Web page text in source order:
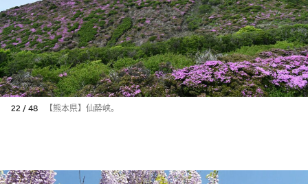
22 / 48 【熊本県】仙酔峡。